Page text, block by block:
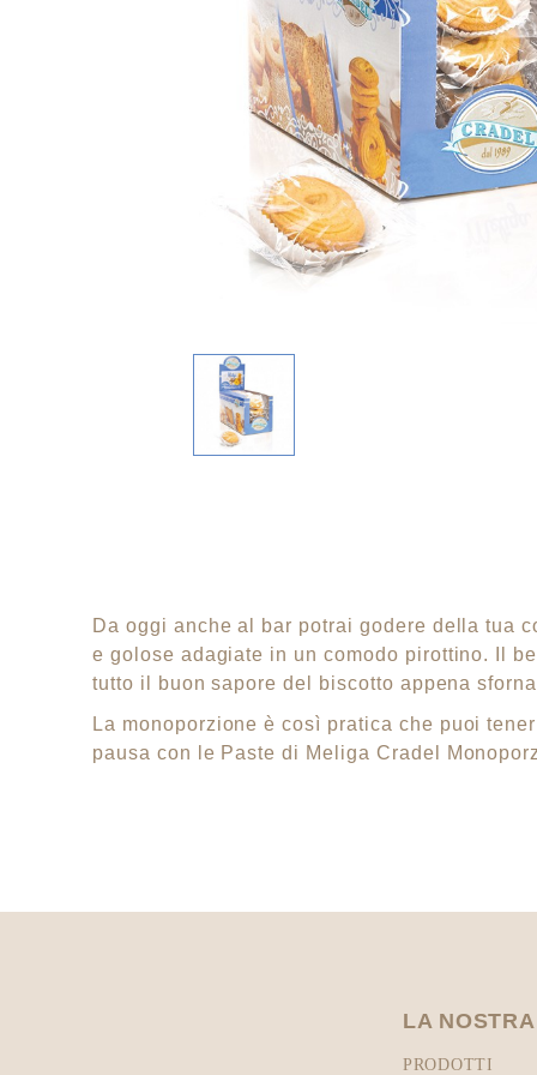
Da oggi anche al bar potrai godere della tua
e golose adagiate in un comodo pirottino. Il
tutto il buon sapore del biscotto appena
La monoporzione è così pratica che puoi
pausa con le Paste di Meliga Cradel
LA
PRODOTTI